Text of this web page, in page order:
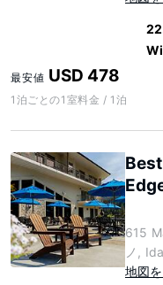
最安値 USD 478
1泊ごとの1室料金 / 1泊
615
ノ,
地図